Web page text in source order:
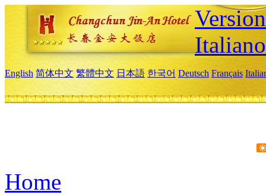
Italiano
English 简体中文 繁體中文 日本語 한국어 Deutsch Français
Home